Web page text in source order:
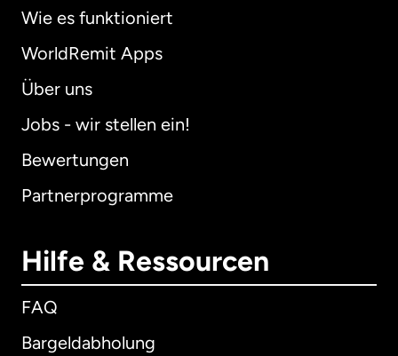
Wie es funktioniert
WorldRemit Apps
Über uns
Jobs - wir stellen ein!
Bewertungen
Partnerprogramme
Hilfe & Ressourcen
FAQ
Bargeldabholung